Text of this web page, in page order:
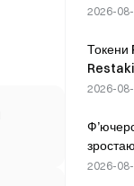
модулів
2026-
Токени
2026-
2026-